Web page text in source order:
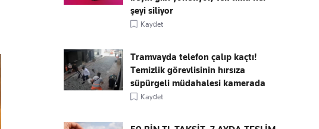
şeyi siliyor
Kaydet
Tramvayda telefon çalıp kaçtı!
Temizlik görevlisinin hırsıza
süpürgeli müdahalesi kamerada
Kaydet